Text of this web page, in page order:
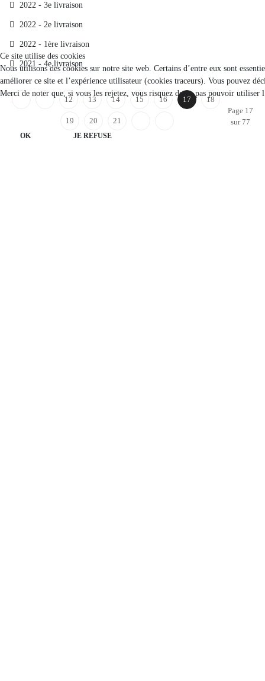
2022 - 3e livraison
2022 - 2e livraison
2022 - 1ère livraison
2021 - 4e livraison
Page 17
sur 77
12 13 14 15 16 17 18
19 20 21
Ce site utilise des cookies
Nous utilisons des cookies sur notre site web. Certains d’entre eux sont
améliorer ce site et l’expérience utilisateur (cookies traceurs). Vous pouvez
Merci de noter que, si vous les rejetez, vous risquez de ne pas pouvoir utiliser
OK JE REFUSE